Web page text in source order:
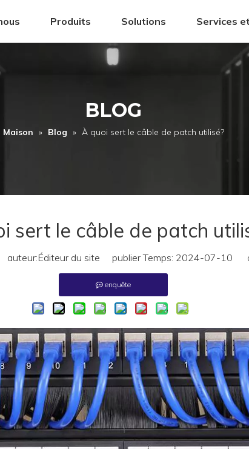
Produits Solutions Services
BLOG
Maison » Blog » À quoi sert le câble de patch utilisé?
sert le câble de patch
auteur:Éditeur du site publier Temps: 2024-07-10
enquête